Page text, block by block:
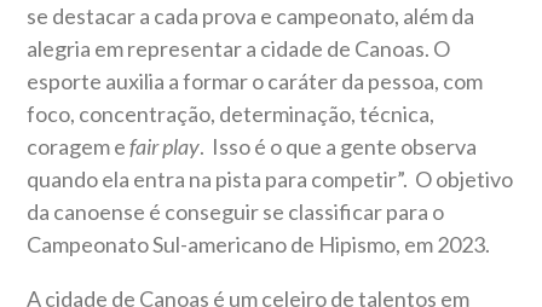
se destacar a cada prova e campeonato, além da
alegria em representar a cidade de Canoas. O
esporte auxilia a formar o caráter da pessoa, com
foco, concentração, determinação, técnica,
coragem efair play. Isso é o que a gente observa
quando ela entra na pista para competir”. O objetivo
da canoense é conseguir se classificar para o
Campeonato Sul-americano de Hipismo, em 2023.
A cidade de Canoas é um celeiro de talentos em